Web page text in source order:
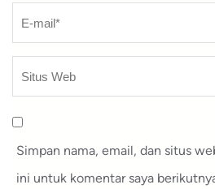
Simpan nama, email, dan situs
ini untuk komentar saya